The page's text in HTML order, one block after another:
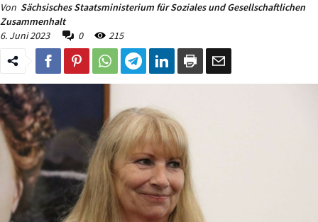
Von Sächsisches Staatsministerium für Soziales und Gesellschaftlichen
Zusammenhalt
6. Juni 2023
0 215